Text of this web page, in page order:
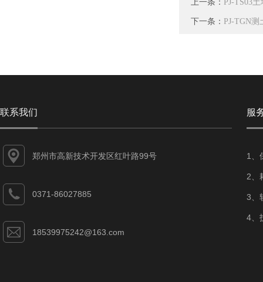
PJ-TS03
下一条： PJ-TGN测
联系我们
郑州市高新技术开发区红叶路99号
0371-86027885
18539975242@163.com
服
1、
2、
3、
4、